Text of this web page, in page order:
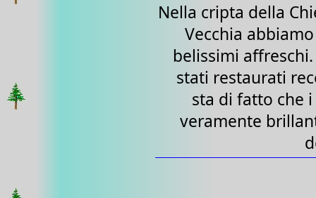
Nella cripta della
Vecchia
belissimi
stati restaurati
sta di fatto che
veramente